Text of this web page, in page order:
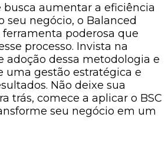
busca aumentar a eficiência
seu negócio, o Balanced
poderosa que
processo. Invista na
adoção dessa metodologia e
uma gestão estratégica e
Não deixe sua
trás, comece a aplicar o BSC
seu negócio em um